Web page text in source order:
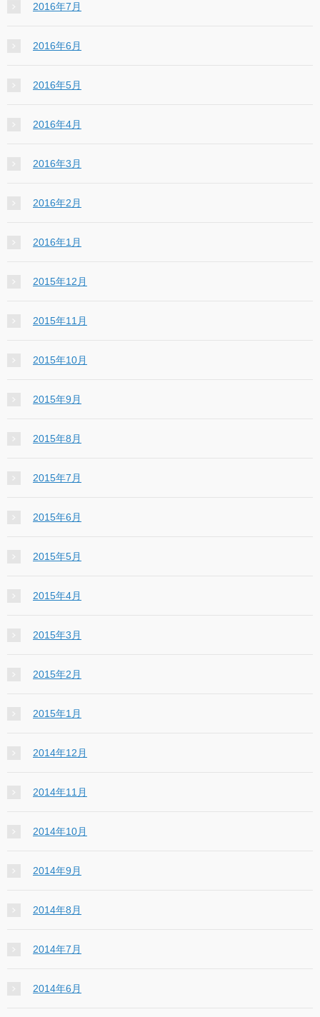
2016年7月
2016年6月
2016年5月
2016年4月
2016年3月
2016年2月
2016年1月
2015年12月
2015年11月
2015年10月
2015年9月
2015年8月
2015年7月
2015年6月
2015年5月
2015年4月
2015年3月
2015年2月
2015年1月
2014年12月
2014年11月
2014年10月
2014年9月
2014年8月
2014年7月
2014年6月